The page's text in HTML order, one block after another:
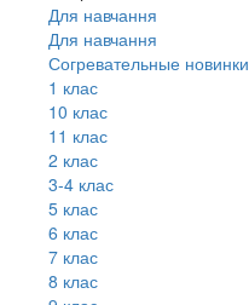
Для навчання
Для навчання
Согревательные новинки
1 клас
10 клас
11 клас
2 клас
3-4 клас
5 клас
6 клас
7 клас
8 клас